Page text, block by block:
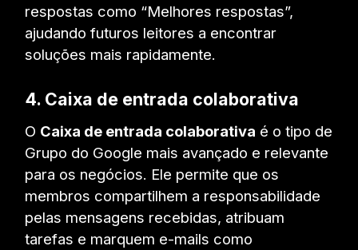
respostas como “Melhores respostas”,
ajudando futuros leitores a encontrar
soluções mais rapidamente.
4. Caixa de entrada colaborativa
O Caixa de entrada colaborativa é o tipo de
Grupo do Google mais avançado e relevante
para os negócios. Ele permite que os
membros compartilhem a responsabilidade
pelas mensagens recebidas, atribuam
tarefas e marquem e-mails como